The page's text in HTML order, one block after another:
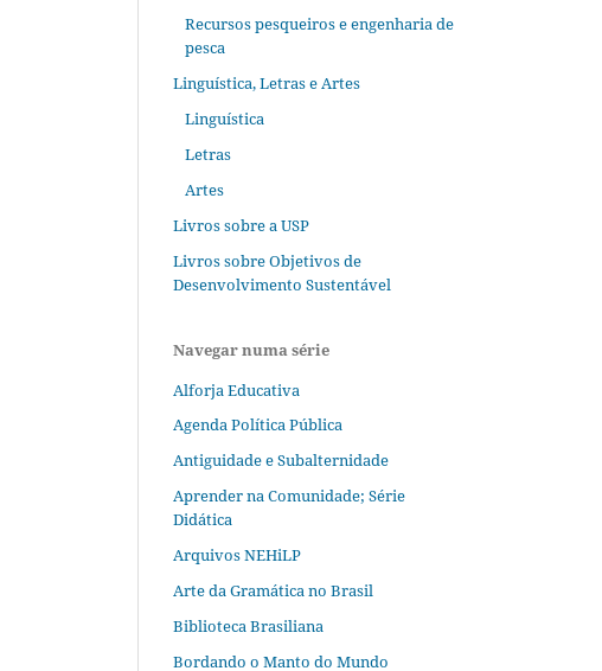
Recursos pesqueiros e engenharia de
pesca
Linguística, Letras e Artes
Linguística
Letras
Artes
Livros sobre a USP
Livros sobre Objetivos de
Desenvolvimento Sustentável
Navegar numa série
Alforja Educativa
Agenda Política Pública
Antiguidade e Subalternidade
Aprender na Comunidade; Série
Didática
Arquivos NEHiLP
Arte da Gramática no Brasil
Biblioteca Brasiliana
Bordando o Manto do Mundo